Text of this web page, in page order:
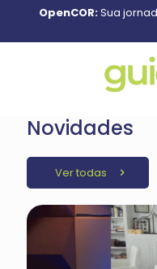
OpenCOR:Sua
Novidades
Ver todas